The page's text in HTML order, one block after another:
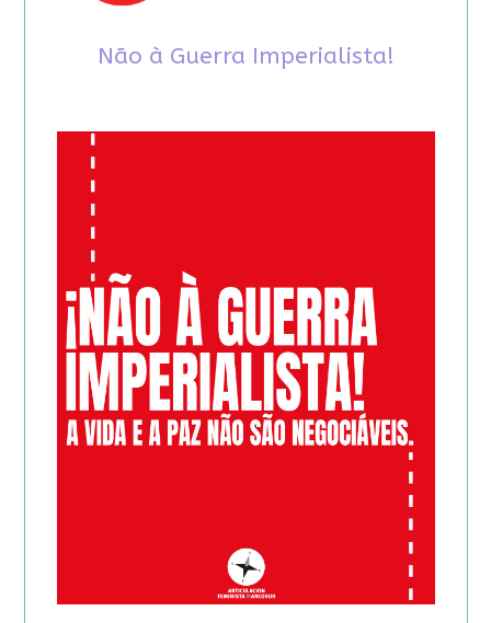
Não à Guerra Imperialista!